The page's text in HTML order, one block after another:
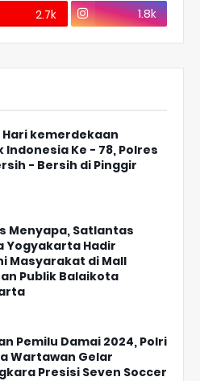
2.7k 1.8k
kemerdekaan
Indonesia Ke - 78, Polres
- Bersih di Pinggir
Menyapa, Satlantas
Yogyakarta Hadir
Masyarakat di Mall
Publik Balaikota
Pemilu Damai 2024, Polri
Wartawan Gelar
Presisi Seven Soccer